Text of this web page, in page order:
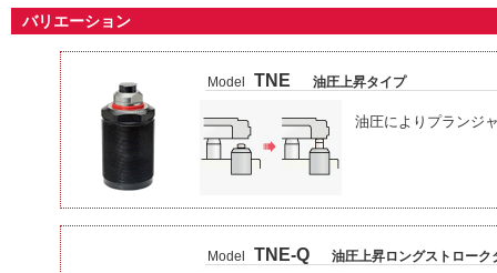
バリエーション
Model TNE 油圧上昇タイプ
油圧によりプランジ
Model TNE-Q 油圧上昇ロングストローク